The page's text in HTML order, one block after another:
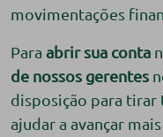
movimentações
Para abrir sua conta
de nossos gerentes
disposição para tirar
ajudar a avançar